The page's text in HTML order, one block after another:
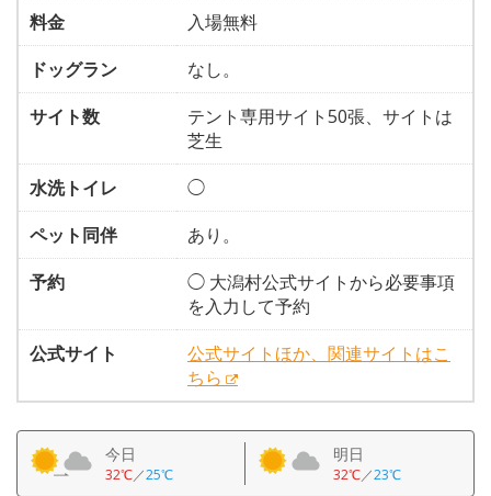
料金
入場無料
ドッグラン
なし。
サイト数
テント専用サイト50張、サイトは
芝生
水洗トイレ
◯
ペット同伴
あり。
予約
◯ 大潟村公式サイトから必要事項
を入力して予約
公式サイト
公式サイトほか、関連サイトはこ
ちら
今日
32℃／25℃
明日
32℃／23℃